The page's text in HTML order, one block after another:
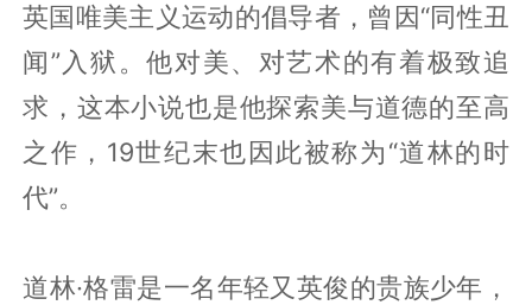
英国唯美主义运动的倡导者，曾因“同性丑
闻”入狱。他对美、对艺术的有着极致追
求，这本小说也是他探索美与道德的至高
之作，19世纪末也因此被称为“道林的时
代”。
道林·格雷是一名年轻又英俊的贵族少年，